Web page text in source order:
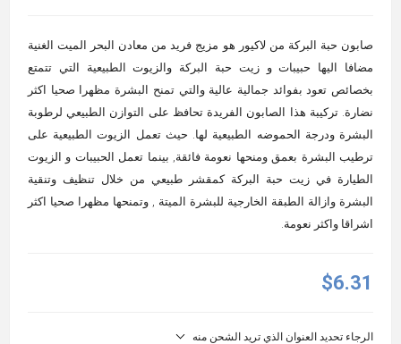
صابون حبة البركة من لاكيور هو مزيج فريد من معادن البحر الميت الغنية
مضافا اليها حبيبات و زيت حبة البركة والزيوت الطبيعية التي تتمتع
بخصائص تعود بفوائد جمالية عالية والتي تمنح البشرة مظهرا صحيا اكثر
نضارة. تركيبة هذا الصابون الفريدة تحافظ على التوازن الطبيعي لرطوبة
البشرة ودرجة الحموضه الطبيعية لها. حيث تعمل الزيوت الطبيعية على
ترطيب البشرة بعمق ومنحها نعومة فائقة, بينما تعمل الحبيبات و الزيوت
الطيارة في زيت حبة البركة كمقشر طبيعي من خلال تنظيف وتنقية
البشرة وازالة الطبقة الخارجية للبشرة الميتة , وتمنحها مظهرا صحيا اكثر
اشراقا واكثر نعومة.
$6.31
الرجاء تحديد العنوان الذي تريد الشحن منه